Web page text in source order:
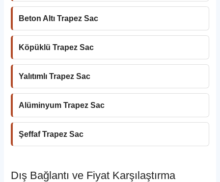
Beton Altı Trapez Sac
Köpüklü Trapez Sac
Yalıtımlı Trapez Sac
Alüminyum Trapez Sac
Şeffaf Trapez Sac
Dış Bağlantı ve Fiyat Karşılaştırma